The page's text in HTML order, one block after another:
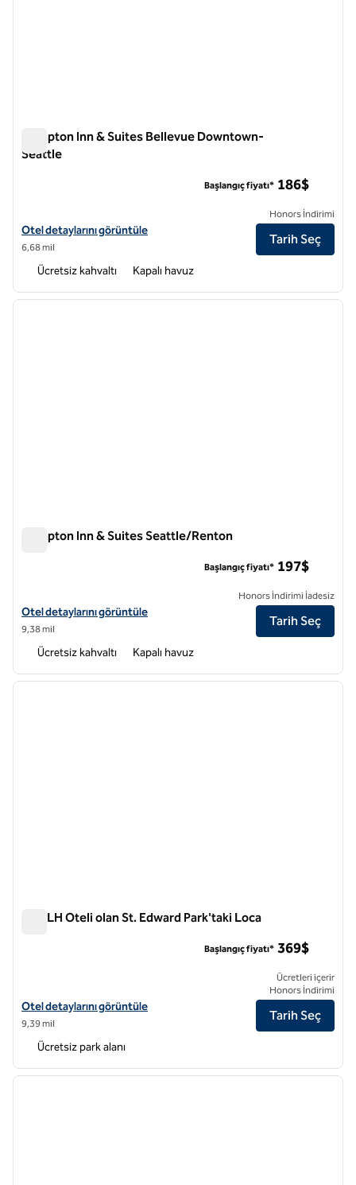
Hampton Inn & Suites Bellevue Downtown-
Seattle
Hampton Inn & Suites Bellevue Downtown-Seattle için otel
Otel detaylarını görüntüle
6,68 mil
Başlangıç fiyatı* 186$
Honors İndirimi
Tarih Seç
Ücretsiz kahvaltı Kapalı havuz
1 / 11
Hampton Inn & Suites Seattle/Renton
Hampton Inn & Suites Seattle/Renton için otel ayrıntılarını
Otel detaylarını görüntüle
9,38 mil
Başlangıç fiyatı* 197$
Honors İndirimi İadesiz
Tarih Seç
Ücretsiz kahvaltı Kapalı havuz
1 / 10
Bir SLH Oteli olan St. Edward Park'taki Loca
Bir SLH Oteli olan St. Edward Park'taki Lodge için otel detaylarını
Otel detaylarını görüntüle
9,39 mil
Başlangıç fiyatı* 369$
Ücretleri içerir
Honors İndirimi
Tarih Seç
Ücretsiz park alanı
1 / 12